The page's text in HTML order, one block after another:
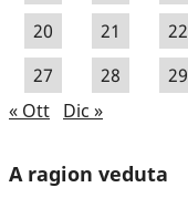
20
21 22
27
28 29
« Ott Dic »
A ragion veduta